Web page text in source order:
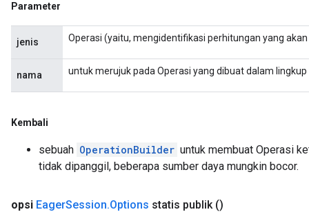
Parameter
jenis Operasi (yaitu, mengidentifikasi perhitungan yang
nama untuk merujuk pada Operasi yang dibuat dalam lingkup
Kembali
sebuah OperationBuilder untuk membuat Operasi
tidak dipanggil, beberapa sumber daya mungkin bocor.
opsi EagerSession.Options statis publik ()